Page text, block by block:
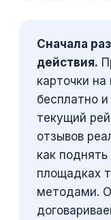
Сначала
действия.
карточки
бесплатно
текущий
отзывов
как
площадках
методами.